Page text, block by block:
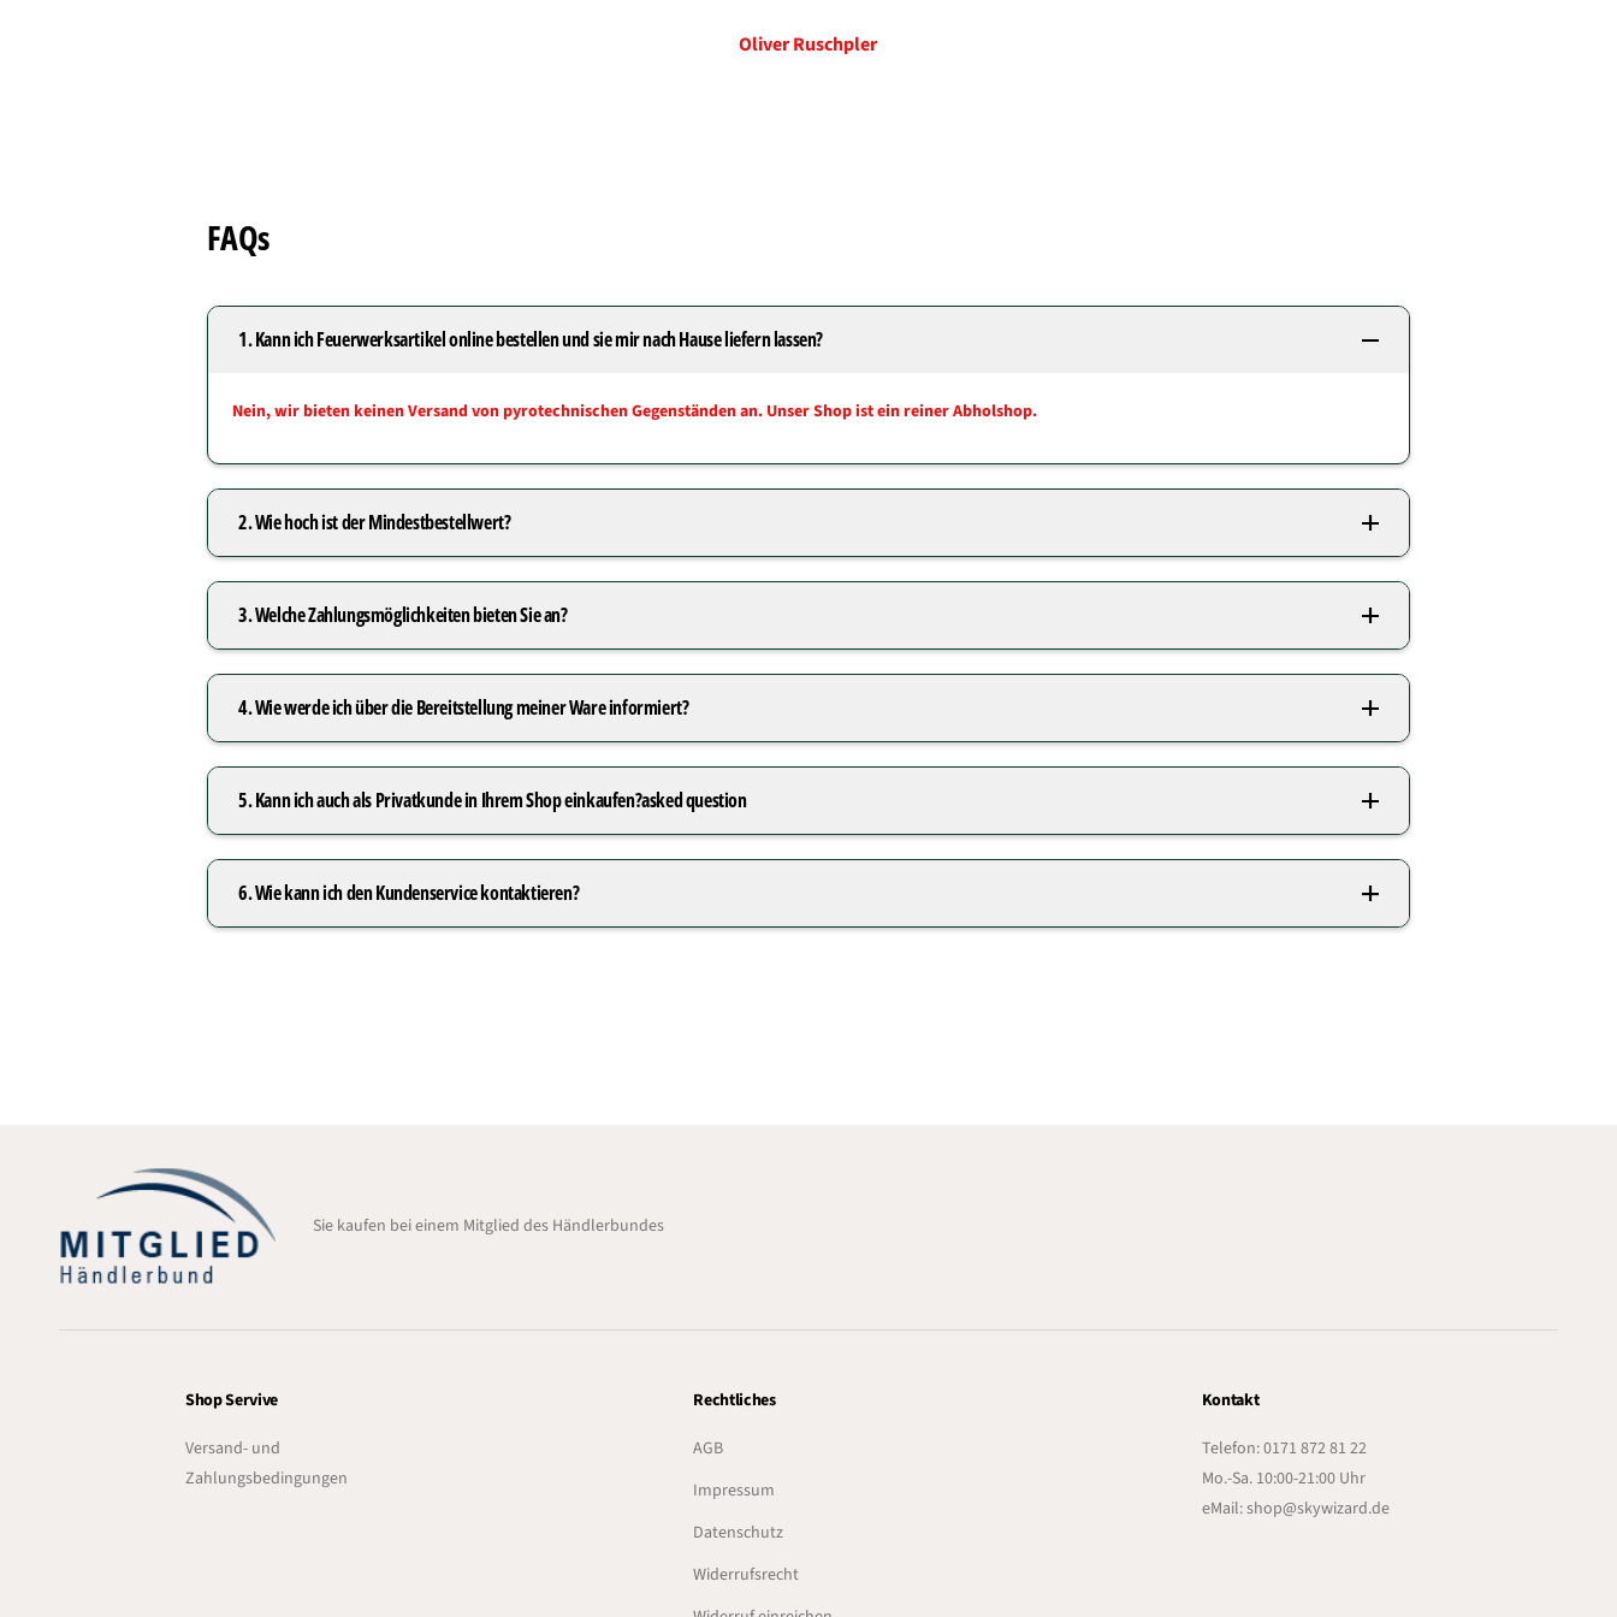
Oliver Ruschpler
FAQs
1. Kann ich Feuerwerksartikel online bestellen und sie mir nach Hause liefern lassen?
Nein, wir bieten keinen Versand von pyrotechnischen Gegenständen an. Unser Shop ist ein reiner Abholshop.
2. Wie hoch ist der Mindestbestellwert?
3. Welche Zahlungsmöglichkeiten bieten Sie an?
4. Wie werde ich über die Bereitstellung meiner Ware informiert?
5. Kann ich auch als Privatkunde in Ihrem Shop einkaufen?asked question
6. Wie kann ich den Kundenservice kontaktieren?
Sie kaufen bei einem Mitglied des Händlerbundes
Shop Servive
Versand- und
Zahlungsbedingungen
Rechtliches
AGB
Impressum
Datenschutz
Widerrufsrecht
Kontakt
Telefon: 0171 872 81 22
Mo.-Sa. 10:00-21:00 Uhr
eMail: shop@skywizard.de